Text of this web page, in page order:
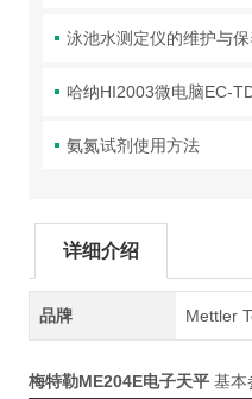
泳池水测定仪的维护与
哈纳HI2003微电脑EC-
氨氮试剂使用方法
详细介绍
品牌 Mettler
梅特勒ME204E电子天平基本